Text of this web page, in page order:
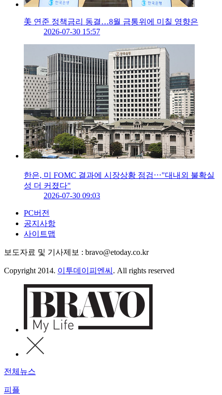
美 연준 정책금리 동결…8월 금통위에 미칠 영향은
2026-07-30 15:57
한은, 미 FOMC 결과에 시장상황 점검⋯"대내외 불확실
성 더 커졌다"
2026-07-30 09:03
PC버전
공지사항
사이트맵
보도자료 및 기사제보 : bravo@etoday.co.kr
Copyright 2014. 이투데이피엔씨 . All rights reserved
전체뉴스
피플